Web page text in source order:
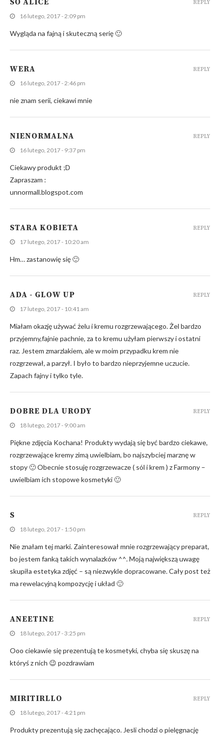
SO ALICE
16 lutego, 2017 - 2:09 pm
Wygląda na fajną i skuteczną serię 🙂
REPLY
WERA
16 lutego, 2017 - 2:46 pm
nie znam serii, ciekawi mnie
REPLY
NIENORMALNA
16 lutego, 2017 - 9:37 pm
Ciekawy produkt ;D
Zapraszam :
unnormall.blogspot.com
REPLY
STARA KOBIETA
17 lutego, 2017 - 10:20 am
Hm… zastanowię się 🙂
REPLY
ADA - GLOW UP
17 lutego, 2017 - 10:41 am
Miałam okazję używać żelu i kremu rozgrzewającego. Żel bardzo
przyjemny,fajnie pachnie, za to kremu użyłam pierwszy i ostatni
raz. Jestem zmarzlakiem, ale w moim przypadku krem nie
rozgrzewał, a parzył. I było to bardzo nieprzyjemne uczucie.
Zapach fajny i tylko tyle.
REPLY
DOBRE DLA URODY
18 lutego, 2017 - 9:00 am
Piękne zdjęcia Kochana! Produkty wydają się być bardzo ciekawe,
rozgrzewające kremy zimą uwielbiam, bo najszybciej marznę w
stopy 🙂 Obecnie stosuję rozgrzewacze ( sól i krem ) z Farmony –
uwielbiam ich stopowe kosmetyki 🙂
REPLY
S
18 lutego, 2017 - 1:50 pm
Nie znałam tej marki. Zainteresował mnie rozgrzewający preparat,
bo jestem fanką takich wynalazków ^^. Moją największą uwagę
skupiła estetyka zdjęć – są niezwykle dopracowane. Cały post też
ma rewelacyjną kompozycję i układ 🙂
REPLY
ANEETINE
18 lutego, 2017 - 3:25 pm
Ooo ciekawie się prezentują te kosmetyki, chyba się skuszę na
któryś z nich 😉 pozdrawiam
REPLY
MIRITIRLLO
18 lutego, 2017 - 4:21 pm
Produkty prezentują się zachęcająco. Jesli chodzi o pielęgnację
REPLY